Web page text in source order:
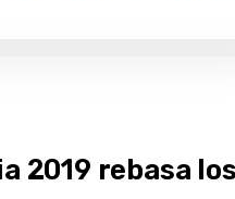
2019 rebasa